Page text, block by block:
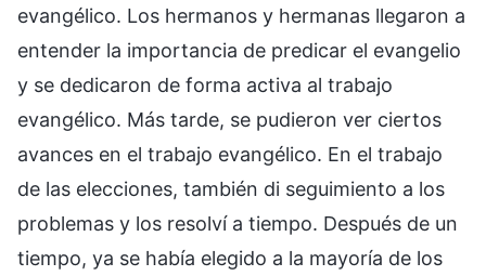
evangélico. Los hermanos y hermanas llegaron a
entender la importancia de predicar el evangelio
y se dedicaron de forma activa al trabajo
evangélico. Más tarde, se pudieron ver ciertos
avances en el trabajo evangélico. En el trabajo
de las elecciones, también di seguimiento a los
problemas y los resolví a tiempo. Después de un
tiempo, ya se había elegido a la mayoría de los